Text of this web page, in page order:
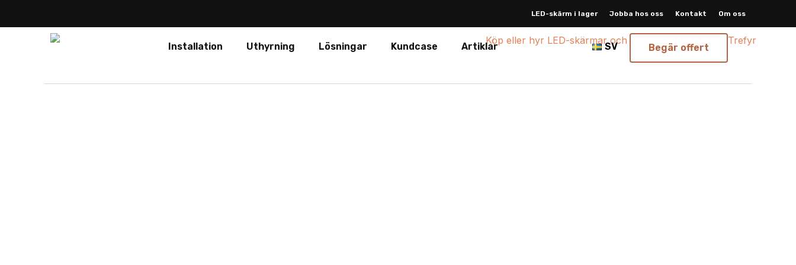
LED-skärm i lager Jobba hos oss Kontakt Om oss
Installation Uthyrning Lösningar Kundcase Artiklar SV Begär offert